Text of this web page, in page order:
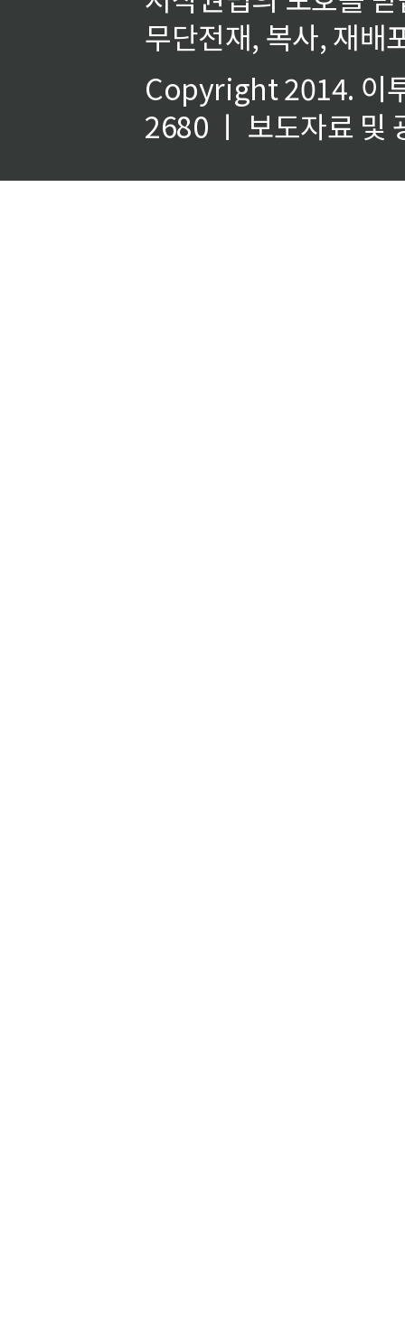
무단전재, 복사, 재배
Copyright 2014. 이
2680 ㅣ 보도자료